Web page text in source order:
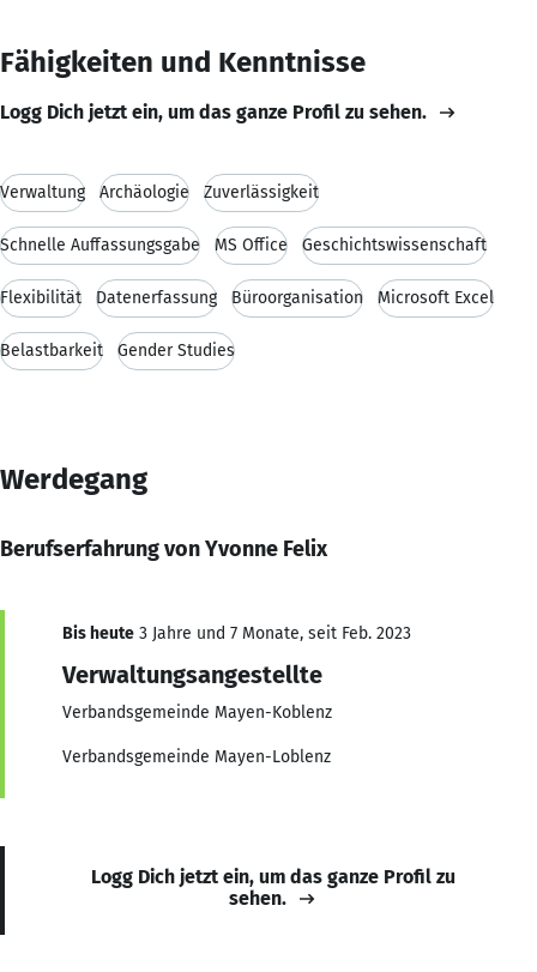
Fähigkeiten und Kenntnisse
Logg Dich jetzt ein, um das ganze Profil zu sehen.
Verwaltung Archäologie Zuverlässigkeit
Schnelle Auffassungsgabe MS Office Geschichtswissenschaft
Flexibilität Datenerfassung Büroorganisation Microsoft Excel
Belastbarkeit Gender Studies
Werdegang
Berufserfahrung von Yvonne Felix
Bis heute 3 Jahre und 7 Monate, seit Feb. 2023
Verwaltungsangestellte
Verbandsgemeinde Mayen-Koblenz
Verbandsgemeinde Mayen-Loblenz
Logg Dich jetzt ein, um das ganze Profil zu
sehen.